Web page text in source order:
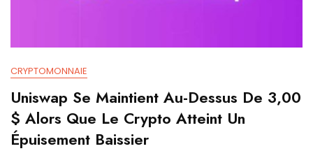
CRYPTOMONNAIE
Uniswap Se Maintient Au-Dessus De 3,00
$ Alors Que Le Crypto Atteint Un
Épuisement Baissier